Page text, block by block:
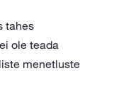
tahes
ole teada
menetluste